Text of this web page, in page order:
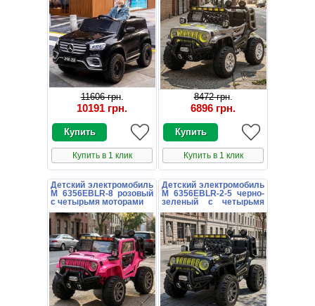
11606 грн.
10191 грн.
Купить в 1 клик
8472 грн.
6896 грн.
Купить в 1 клик
Детский электромобиль
M 6356EBLR-8 розовый
с четырьмя моторами
Детский электромобиль
M 6356EBLR-2-5 черно-
зеленый с четырьмя
моторами